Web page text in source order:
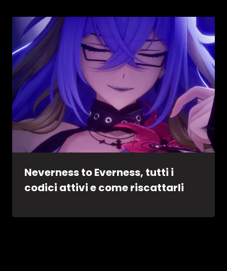
Neverness to Everness, tutti i
codici attivi e come riscattarli